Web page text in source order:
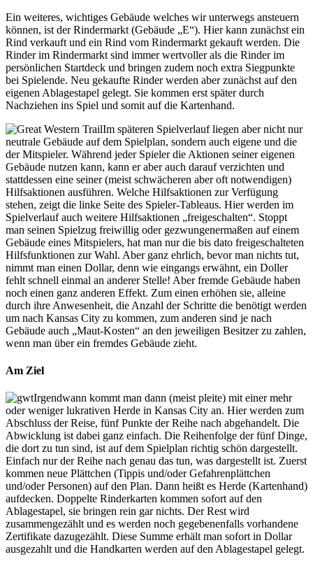
Ein weiteres, wichtiges Gebäude welches wir unterwegs ansteuern
können, ist der Rindermarkt (Gebäude „E“). Hier kann zunächst ein
Rind verkauft und ein Rind vom Rindermarkt gekauft werden. Die
Rinder im Rindermarkt sind immer wertvoller als die Rinder im
persönlichen Startdeck und bringen zudem noch extra Siegpunkte
bei Spielende. Neu gekaufte Rinder werden aber zunächst auf den
eigenen Ablagestapel gelegt. Sie kommen erst später durch
Nachziehen ins Spiel und somit auf die Kartenhand.
Im späteren Spielverlauf liegen aber nicht nur
neutrale Gebäude auf dem Spielplan, sondern auch eigene und die
der Mitspieler. Während jeder Spieler die Aktionen seiner eigenen
Gebäude nutzen kann, kann er aber auch darauf verzichten und
stattdessen eine seiner (meist schwächeren aber oft notwendigen)
Hilfsaktionen ausführen. Welche Hilfsaktionen zur Verfügung
stehen, zeigt die linke Seite des Spieler-Tableaus. Hier werden im
Spielverlauf auch weitere Hilfsaktionen „freigeschalten“. Stoppt
man seinen Spielzug freiwillig oder gezwungenermaßen auf einem
Gebäude eines Mitspielers, hat man nur die bis dato freigeschalteten
Hilfsfunktionen zur Wahl. Aber ganz ehrlich, bevor man nichts tut,
nimmt man einen Dollar, denn wie eingangs erwähnt, ein Doller
fehlt schnell einmal an anderer Stelle! Aber fremde Gebäude haben
noch einen ganz anderen Effekt. Zum einen erhöhen sie, alleine
durch ihre Anwesenheit, die Anzahl der Schritte die benötigt werden
um nach Kansas City zu kommen, zum anderen sind je nach
Gebäude auch „Maut-Kosten“ an den jeweiligen Besitzer zu zahlen,
wenn man über ein fremdes Gebäude zieht.
Am Ziel
Irgendwann kommt man dann (meist pleite) mit einer mehr
oder weniger lukrativen Herde in Kansas City an. Hier werden zum
Abschluss der Reise, fünf Punkte der Reihe nach abgehandelt. Die
Abwicklung ist dabei ganz einfach. Die Reihenfolge der fünf Dinge,
die dort zu tun sind, ist auf dem Spielplan richtig schön dargestellt.
Einfach nur der Reihe nach genau das tun, was dargestellt ist. Zuerst
kommen neue Plättchen (Tippis und/oder Gefahrenplättchen
und/oder Personen) auf den Plan. Dann heißt es Herde (Kartenhand)
aufdecken. Doppelte Rinderkarten kommen sofort auf den
Ablagestapel, sie bringen rein gar nichts. Der Rest wird
zusammengezählt und es werden noch gegebenenfalls vorhandene
Zertifikate dazugezählt. Diese Summe erhält man sofort in Dollar
ausgezahlt und die Handkarten werden auf den Ablagestapel gelegt.